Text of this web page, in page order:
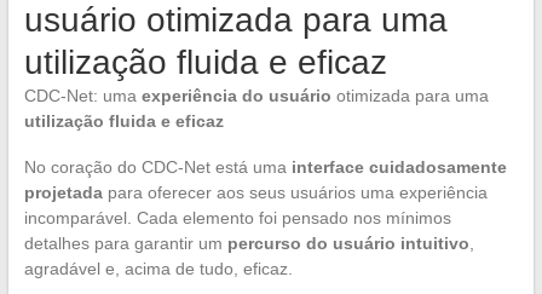
usuário otimizada para uma
utilização fluida e eficaz
CDC-Net: uma experiência do usuário otimizada para uma
utilização fluida e eficaz
No coração do CDC-Net está uma interface cuidadosamente
projetadapara oferecer aos seus usuários uma experiência
incomparável. Cada elemento foi pensado nos mínimos
detalhes para garantir um percurso do usuário intuitivo
agradável e, acima de tudo, eficaz.